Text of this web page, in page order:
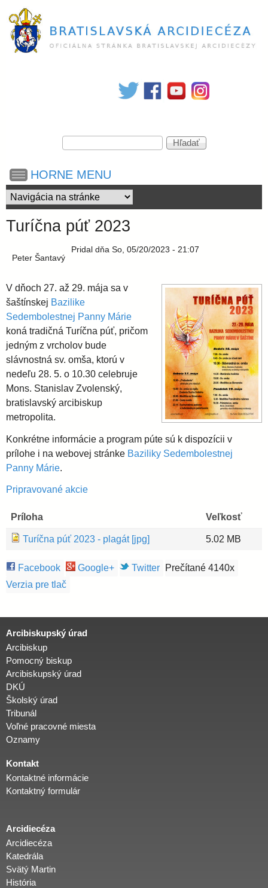
na
hlavný
t
i
a
v
s
k
á
a
r
c
i
i
e
c
é
z
a
V
y
ľ
a
d
v
n
e
H
ľ
d
a
ť
HORNE MENU
Turíčna púť 2023
Pridal
Peter Šantavý
dňa So, 05/20/2023 - 21:07
V dňoch 27. až 29. mája sa v
šaštínskej Bazilike
Sedembolestnej Panny Márie
koná tradičná Turíčna púť, pričom
jedným z vrcholov bude
slávnostná sv. omša, ktorú v
nedeľu 28. 5. o 10.30 celebruje
Mons. Stanislav Zvolenský,
bratislavský arcibiskup
metropolita.
Konkrétne informácie a program púte sú k dispozícii v
prílohe i na webovej stránke Baziliky Sedembolestnej
Panny Márie.
Pripravované akcie
Príloha Veľkosť
Turíčna púť 2023 - plagát [jpg] 5.02 MB
Facebook Google+ Twitter
Prečítané 4140x
Verzia pre tlač
Arcibiskupský úrad
Arcibiskup
Pomocný biskup
Arcibiskupský úrad
DKÚ
Školský úrad
Tribunál
Voľné pracovné miesta
Oznamy
Kontakt
Kontaktné informácie
Kontaktný formulár
Arcidiecéza
Arcidiecéza
Katedrála
Svätý Martin
História